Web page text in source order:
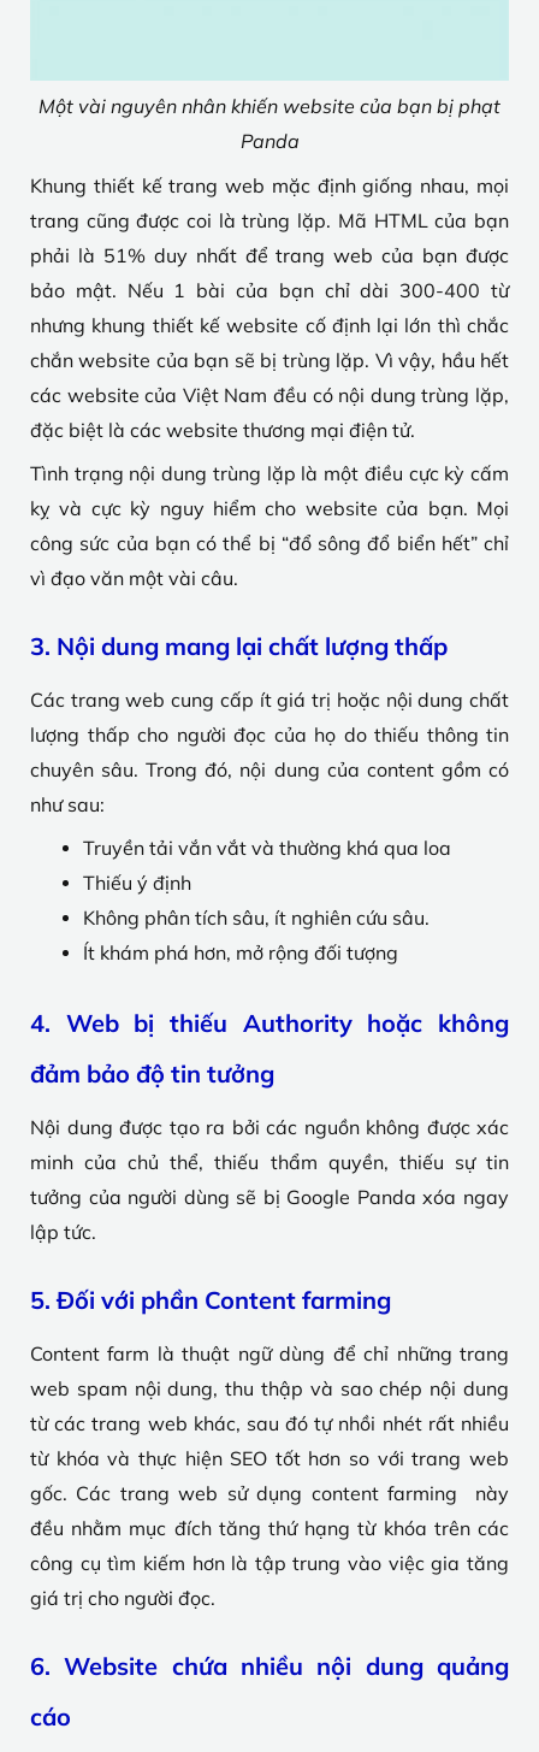
Một vài nguyên nhân khiến website của bạn bị phạt
Panda
Khung thiết kế trang web mặc định giống nhau, mọi
trang cũng được coi là trùng lặp. Mã HTML của bạn
phải là 51% duy nhất để trang web của bạn được
bảo mật. Nếu 1 bài của bạn chỉ dài 300-400 từ
nhưng khung thiết kế website cố định lại lớn thì chắc
chắn website của bạn sẽ bị trùng lặp. Vì vậy, hầu hết
các website của Việt Nam đều có nội dung trùng lặp,
đặc biệt là các website thương mại điện tử.
Tình trạng nội dung trùng lặp là một điều cực kỳ cấm
kỵ và cực kỳ nguy hiểm cho website của bạn. Mọi
công sức của bạn có thể bị “đổ sông đổ biển hết” chỉ
vì đạo văn một vài câu.
3. Nội dung mang lại chất lượng thấp
Các trang web cung cấp ít giá trị hoặc nội dung chất
lượng thấp cho người đọc của họ do thiếu thông tin
chuyên sâu. Trong đó, nội dung của content gồm có
như sau:
Truyền tải vắn vắt và thường khá qua loa
Thiếu ý định
Không phân tích sâu, ít nghiên cứu sâu.
Ít khám phá hơn, mở rộng đối tượng
4. Web bị thiếu Authority hoặc không
đảm bảo độ tin tưởng
Nội dung được tạo ra bởi các nguồn không được xác
minh của chủ thể, thiếu thẩm quyền, thiếu sự tin
tưởng của người dùng sẽ bị Google Panda xóa ngay
lập tức.
5. Đối với phần Content farming
Content farm là thuật ngữ dùng để chỉ những trang
web spam nội dung, thu thập và sao chép nội dung
từ các trang web khác, sau đó tự nhồi nhét rất nhiều
từ khóa và thực hiện SEO tốt hơn so với trang web
gốc. Các trang web sử dụng content farming này
đều nhằm mục đích tăng thứ hạng từ khóa trên các
công cụ tìm kiếm hơn là tập trung vào việc gia tăng
giá trị cho người đọc.
6. Website chứa nhiều nội dung quảng
cáo